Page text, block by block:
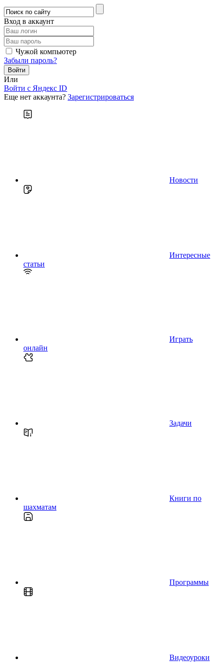
Вход в аккаунт
Чужой компьютер
Забыли пароль?
Или
Войти c Яндекс ID
Еще нет аккаунта? Зарегистрироваться
Новости
Интересные
статьи
Играть
онлайн
Задачи
Книги по
шахматам
Программы
Видеоуроки